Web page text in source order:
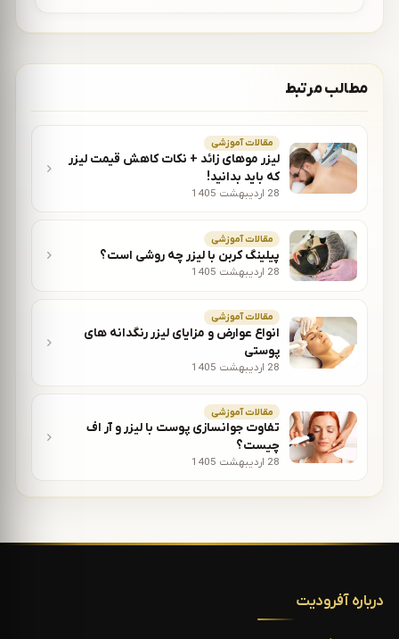
مطالب مرتبط
مقالات آموزشی
لیزر موهای زائد + نکات کاهش قیمت لیزر
که باید بدانید!
28 اردیبهشت 1405
مقالات آموزشی
پیلینگ کربن با لیزر چه روشی است؟
28 اردیبهشت 1405
مقالات آموزشی
انواع عوارض و مزایای لیزر رنگدانه های
پوستی
28 اردیبهشت 1405
مقالات آموزشی
تفاوت جوانسازی پوست با لیزر و آر اف
چیست؟
28 اردیبهشت 1405
درباره آفرودیت